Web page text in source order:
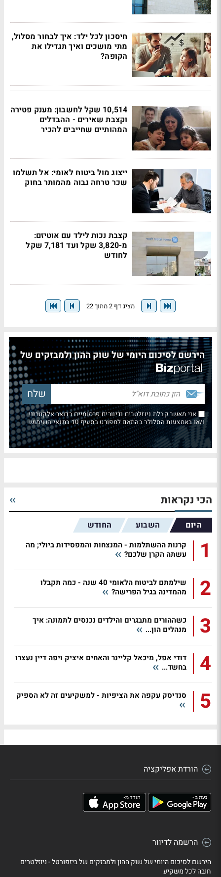
חיסכון לכל ילד: איך לבחור מסלול,
מתי מושכים ואיך תגדילו את
הקופה?
10,514 שקל לחשבון: מענק פטירה
וקצבת שאירים - ההבדלים
המהותיים שחייבים להכיר
ייצוג מול ביטוח לאומי: אל תשלמו
שכר טרחה גבוה מהמותר בחוק
קצבת נכות לילד עם אוטיזם:
מ-3,820 שקל ועד 7,181 שקל
לחודש
מציג דף 2 מתוך 22
הירשם לסיכום היומי של שוק ההון ולמבזקים של
אני מאשר קבלת ניוזלטרים ודיוורים פרסומיים בדואר אלקטרוני
ו/או באמצעות הסלולר בהתאם למפורט בסעיף 10 בתנאי השימוש
הכי נקראות
היום השבוע החודש
1
קרנות ההשתלמות - המנצחות והמפסידות ביולי; מה
עשתה הקרן שלכם?
2
שילמתם לביטוח הלאומי 40 שנה - כמה תקבלו
מהמדינה בגיל הפרישה?
3
כשההורים מתבגרים והילדים נכנסים לתמונה: איך
מנהלים הון...
4
דודי אפל, מיכאל קליינר והאחים איציק ויפה דיין נעצרו
בחשד...
5 סנדיסק עקפה את הציפיות - למשקיעים זה לא הספיק
הורדת אפליקציה
הרשמה לדיוור
הירשם לסיכום היומי של שוק ההון ולמבזקים של ביזפורטל - ניוזלטרים
חובה לכל משקיע